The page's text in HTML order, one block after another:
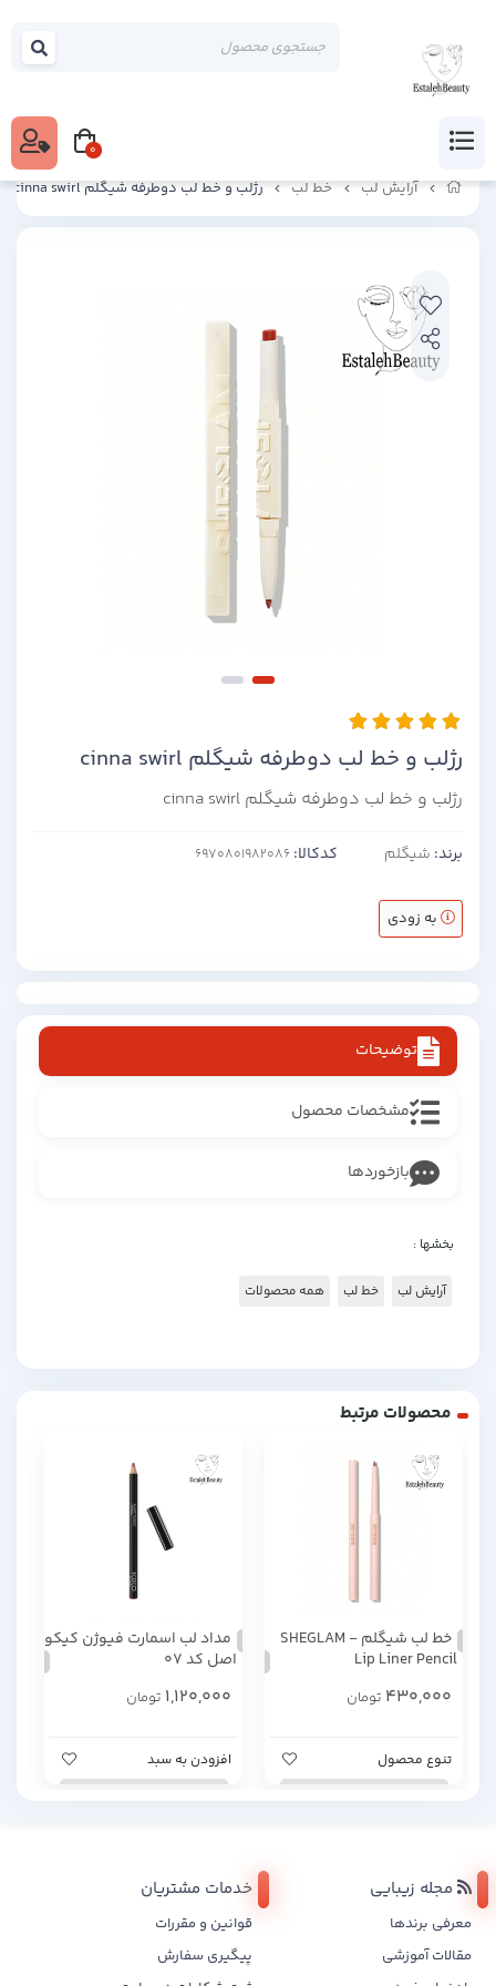
آرایش لب خط لب رژلب و خط لب دوطرفه شیگلم cinna swirl
رژلب و خط لب دوطرفه شیگلم cinna swirl
رژلب و خط لب دوطرفه شیگلم cinna swirl
برند: شیگلم کدکالا:
به زودی
توضیحات
مشخصات محصول
بازخوردها
بخشها :
آرایش لب خط لب همه محصولات
محصولات مرتبط
خط لب شیگلم - SHEGLAM
Lip Liner Pencil
430,000 تومان
تنوع محصول
مداد لب اسمارت فیوژن کیکو
اصل کد 07
1,120,000 تومان
افزودن به سبد
مجله زیبایی
معرفی برندها
مقالات آموزشی
خدمات مشتریان
قوانین و مقررات
پیگیری سفارش
0